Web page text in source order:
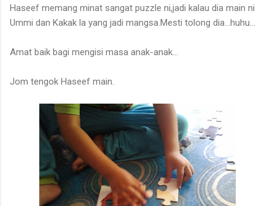
Haseef memang minat sangat puzzle ni,jadi kalau dia main ni
Ummi dan Kakak la yang jadi mangsa.Mesti tolong dia...huhu...
Amat baik bagi mengisi masa anak-anak...
Jom tengok Haseef main.